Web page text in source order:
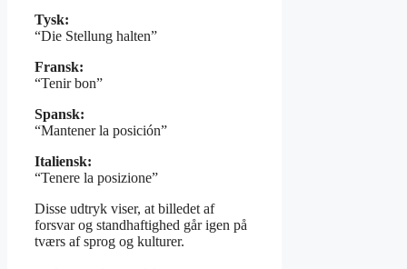
Tysk:
“Die Stellung halten”
Fransk:
“Tenir bon”
Spansk:
“Mantener la posición”
Italiensk:
“Tenere la posizione”
Disse udtryk viser, at billedet af
forsvar og standhaftighed går igen på
tværs af sprog og kulturer.